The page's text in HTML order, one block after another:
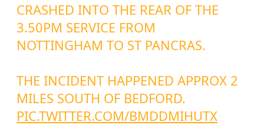
CRASHED INTO THE REAR OF THE
3.50PM SERVICE FROM
NOTTINGHAM TO ST PANCRAS.
THE INCIDENT HAPPENED APPROX 2
MILES SOUTH OF BEDFORD.
PIC.TWITTER.COM/BMDDMIHUTX